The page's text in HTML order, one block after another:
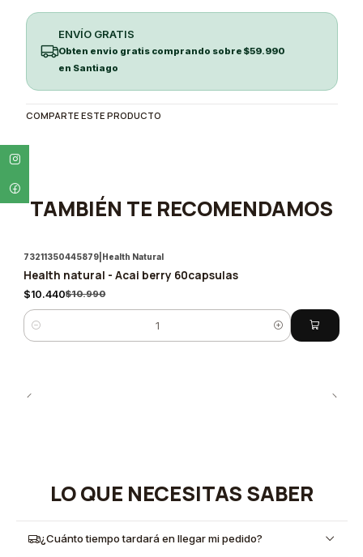
ENVÍO GRATIS
Obten envio gratis comprando sobre $59.990
en Santiago
COMPARTE ESTE PRODUCTO
TAMBIÉN TE RECOMENDAMOS
-5%
73211350445879 Health Natural
Health natural - Acai berry 60capsulas
$10.440$10.990
Cantidad
LO QUE NECESITAS SABER
¿Cuánto tiempo tardará en llegar mi pedido?